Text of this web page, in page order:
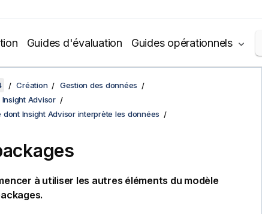
Guides d'évaluation Guides opérationnels
Création
Gestion des données
Advisor
Insight Advisor interprète les données
à utiliser les autres éléments du modèle